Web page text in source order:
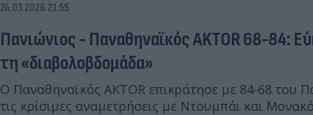
24.03.2026 21:55
Πανιώνιος - Παναθηναϊκός AKTOR 68-84:
τη «διαβολοβδομάδα»
Ο Παναθηναϊκός AKTOR επικράτησε με 84-68 του
τις κρίσιμες αναμετρήσεις με Ντουμπάι και